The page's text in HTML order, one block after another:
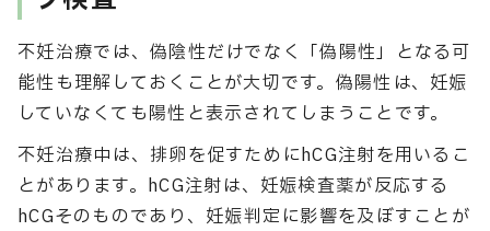
不妊治療では、偽陰性だけでなく「偽陽性」となる可
能性も理解しておくことが大切です。偽陽性は、妊娠
していなくても陽性と表示されてしまうことです。
不妊治療中は、排卵を促すためにhCG注射を用いるこ
とがあります。hCG注射は、妊娠検査薬が反応する
hCGそのものであり、妊娠判定に影響を及ぼすことが